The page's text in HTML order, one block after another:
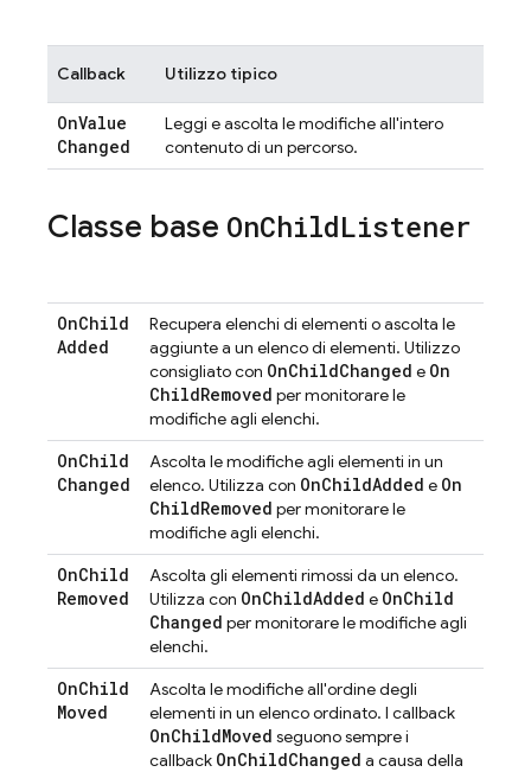
Callback Utilizzo tipico
OnValue
Changed
Leggi e ascolta le modifiche all'intero
contenuto di un percorso.
Classe base OnChildListener
OnChild
Added
Recupera elenchi di elementi o ascolta le
aggiunte a un elenco di elementi. Utilizzo
consigliato con OnChildChanged e On
ChildRemoved per monitorare le
modifiche agli elenchi.
OnChild
Changed
Ascolta le modifiche agli elementi in un
elenco. Utilizza con OnChildAdded e On
ChildRemoved per monitorare le
modifiche agli elenchi.
OnChild
Removed
Ascolta gli elementi rimossi da un elenco.
Utilizza con OnChildAdded e OnChild
Changed per monitorare le modifiche agli
elenchi.
OnChild
Moved
Ascolta le modifiche all'ordine degli
elementi in un elenco ordinato. I callback
OnChildMoved seguono sempre i
callback OnChildChanged a causa della